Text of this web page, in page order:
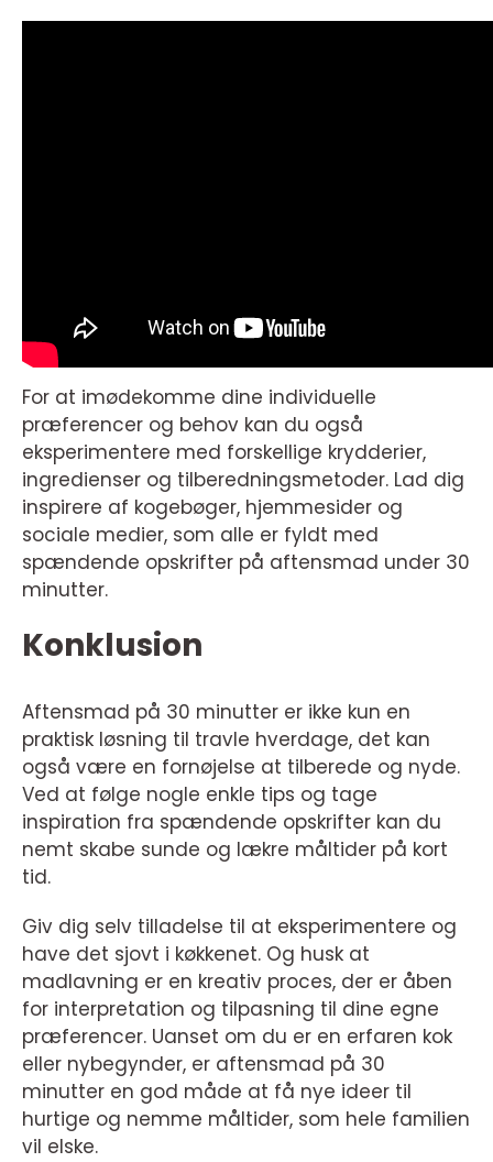
For at imødekomme dine individuelle
præferencer og behov kan du også
eksperimentere med forskellige krydderier,
ingredienser og tilberedningsmetoder. Lad dig
inspirere af kogebøger, hjemmesider og
sociale medier, som alle er fyldt med
spændende opskrifter på aftensmad under 30
minutter.
Konklusion
Aftensmad på 30 minutter er ikke kun en
praktisk løsning til travle hverdage, det kan
også være en fornøjelse at tilberede og nyde.
Ved at følge nogle enkle tips og tage
inspiration fra spændende opskrifter kan du
nemt skabe sunde og lækre måltider på kort
tid.
Giv dig selv tilladelse til at eksperimentere og
have det sjovt i køkkenet. Og husk at
madlavning er en kreativ proces, der er åben
for interpretation og tilpasning til dine egne
præferencer. Uanset om du er en erfaren kok
eller nybegynder, er aftensmad på 30
minutter en god måde at få nye ideer til
hurtige og nemme måltider, som hele familien
vil elske.